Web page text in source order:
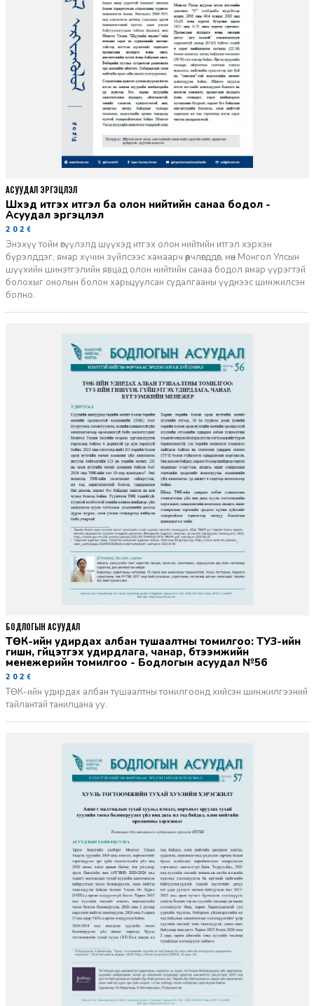
Шүүхэд итгэх итгэл ба олон нийтийн санаа бодол -
Асуудал эргэцүүлэл
2026-06-11
Энэхүү тойм өгүүлэлд шүүхэд итгэх олон нийтийн итгэл хэрхэн
бүрэлддэг, ямар хүчин зүйлсээс хамаарч өөрчлөгддөг, мөн Монгол Улсын
шүүхийн шинэтгэлийн явцад олон нийтийн санаа бодол ямар үүрэгтэй
болохыг онолын болон харьцуулсан судалгааны үүднээс шинжилсэн
болно.
АСУУДАЛ ЭРГЭЦҮҮЛЭЛ
ТӨК-ийн удирдах албан тушаалтны томилгоо: ТУЗ-ийн
гишүүн, гүйцэтгэх удирдлага, чанар, бүтээмжийн
менежерийн томилгоо - Бодлогын асуудал №56
2026-06-02
ТӨК-ийн удирдах албан тушаалтны томилгоонд хийсэн шинжилгээний
тайлантай танилцана уу.
БОДЛОГЫН АСУУДАЛ